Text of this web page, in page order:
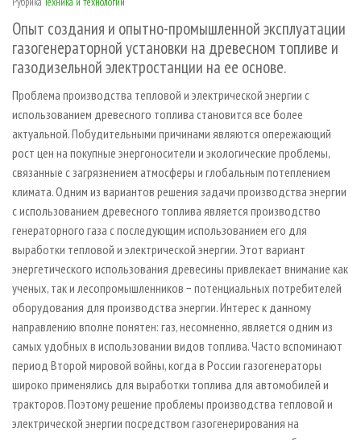
СУШКА ДРЕВЕСИНЫ
ПРОИЗВОДСТВО ДРЕВЕСНЫХ ПЛИТ
ДЕРЕВЯННОЕ ДОМОСТРОЕНИЕ
ПРОИЗВОДСТВО МЕБЕЛИ
БИОЭНЕРГЕТИКА
ЦБП
ИНСТРУМЕНТ И МАТЕРИАЛЫ
ПЕРСОНЫ
МОБИЛЬНЫЕ ВЫСТАВКИ
ОФИЦИАЛЬНЫЕ ДЕЛЕГАЦИИ
ПРИОРИТЕТНЫЕ ИНВЕСТПРОЕКТЫ
RUSSIAN FORESTRY REVIEW
ГАЗЕТА ЛЕСПРОМФОРУМ
БИБЛИОТЕКА СПЕЦИАЛИСТА
РЕКЛАМА НА САЙТЕ
Опыт создания и опытно-промышленной эксплуатации
газогенераторной установки на древесном топливе и
газодизельной электростанции на ее основе.
Проблема производства тепловой и электрической энергии с
использованием древесного топлива становится все более
актуальной. Побудительными причинами являются опережающий
рост цен на покупные энергоносители и экологические проблемы,
связанные с загрязнением атмосферы и глобальным потеплением
климата. Одним из вариантов решения задачи производства энергии
с использованием древесного топлива является производство
генераторного газа с последующим использованием его для
выработки тепловой и электрической энергии. Этот вариант
энергетического использования древесины привлекает внимание как
ученых, так и лесопромышленников − потенциальных потребителей
оборудования для производства энергии. Интерес к данному
направлению вполне понятен: газ, несомненно, является одним из
самых удобных в использовании видов топлива. Часто вспоминают
период Второй мировой войны, когда в России газогенераторы
широко применялись для выработки топлива для автомобилей и
тракторов. Поэтому решение проблемы производства тепловой и
электрической энергии посредством газогенерирования на